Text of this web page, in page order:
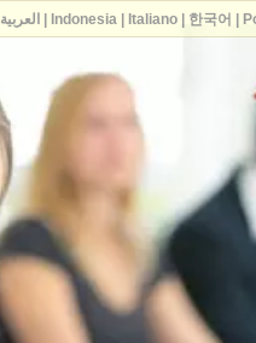
العربية Indonesia| Italiano| 한국어